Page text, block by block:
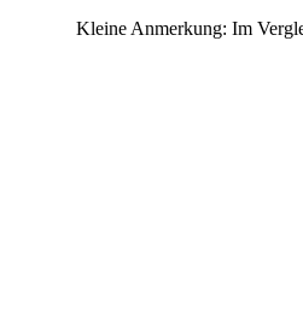
Kleine Anmerkung: Im